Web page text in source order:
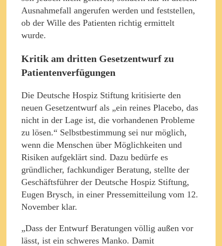
Ausnahmefall angerufen werden und feststellen,
ob der Wille des Patienten richtig ermittelt
wurde.
Kritik am dritten Gesetzentwurf zu
Patientenverfügungen
Die Deutsche Hospiz Stiftung kritisierte den
neuen Gesetzentwurf als „ein reines Placebo, das
nicht in der Lage ist, die vorhandenen Probleme
zu lösen.“ Selbstbestimmung sei nur möglich,
wenn die Menschen über Möglichkeiten und
Risiken aufgeklärt sind. Dazu bedürfe es
gründlicher, fachkundiger Beratung, stellte der
Geschäftsführer der Deutsche Hospiz Stiftung,
Eugen Brysch, in einer Pressemitteilung vom 12.
November klar.
„Dass der Entwurf Beratungen völlig außen vor
lässt, ist ein schweres Manko. Damit